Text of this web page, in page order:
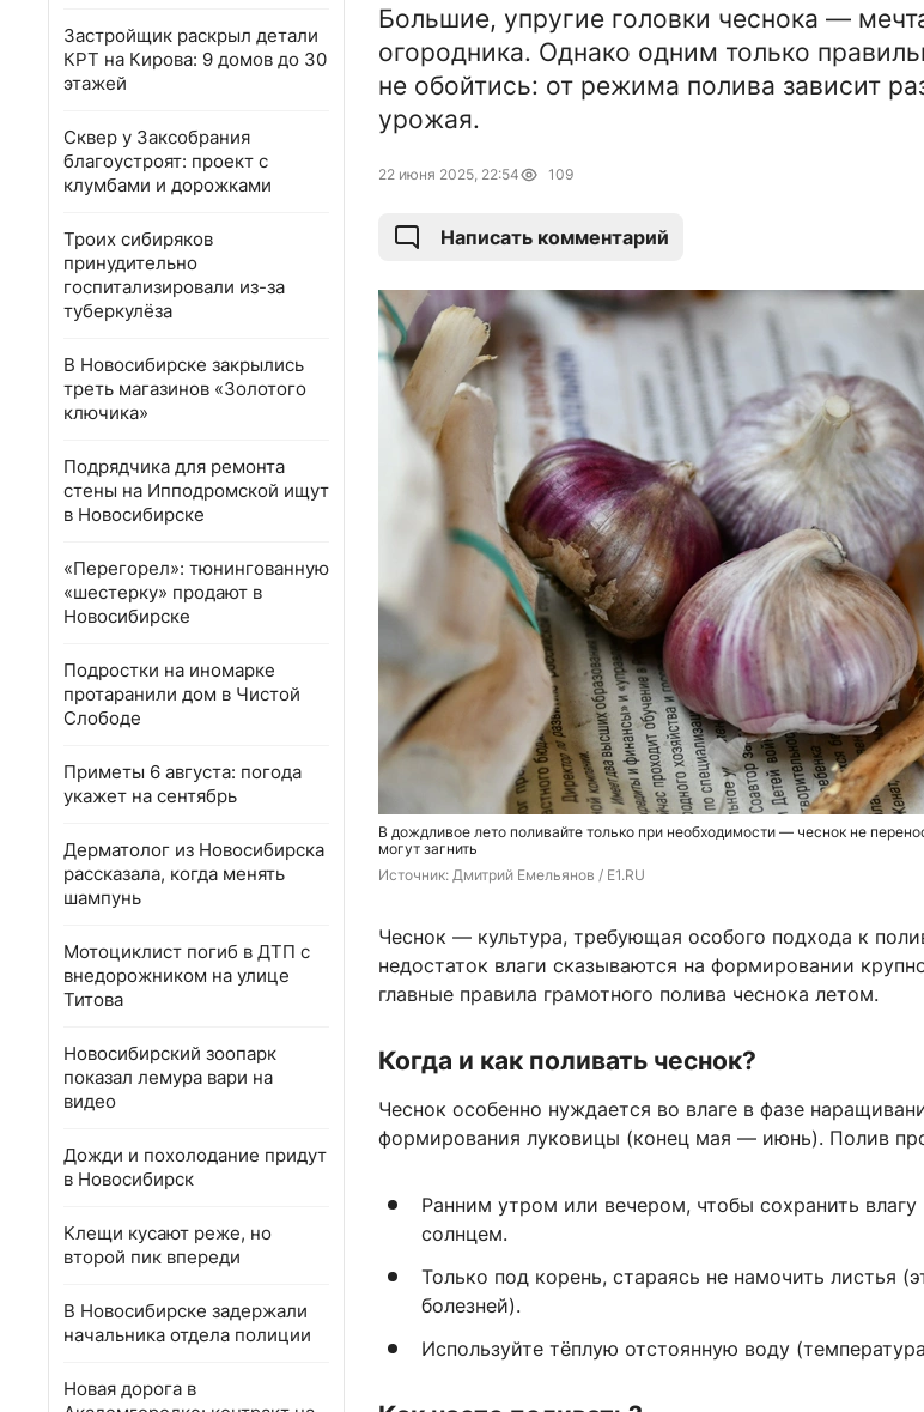
Застройщик раскрыл детали
КРТ на Кирова: 9 домов до 30
этажей
Сквер у Заксобрания
благоустроят: проект с
клумбами и дорожками
Троих сибиряков
принудительно
госпитализировали из-за
туберкулёза
В Новосибирске закрылись
треть магазинов «Золотого
ключика»
Подрядчика для ремонта
стены на Ипподромской ищут
в Новосибирске
«Перегорел»: тюнингованную
«шестерку» продают в
Новосибирске
Подростки на иномарке
протаранили дом в Чистой
Слободе
Приметы 6 августа: погода
укажет на сентябрь
Дерматолог из Новосибирска
рассказала, когда менять
шампунь
Мотоциклист погиб в ДТП с
внедорожником на улице
Титова
Новосибирский зоопарк
показал лемура вари на
видео
Дожди и похолодание придут
в Новосибирск
Клещи кусают реже, но
второй пик впереди
В Новосибирске задержали
начальника отдела полиции
Новая дорога в
Большие, упругие головки чеснока —
огородника. Однако одним только
не обойтись: от режима полива зависит
урожая.
22 июня 2025, 22:54 109
Написать комментарий
В дождливое лето поливайте только при необходимости — чеснок не
могут загнить
Источник: Дмитрий Емельянов / E1.RU
Чеснок — культура, требующая особого подхода к
недостаток влаги сказываются на формировании
главные правила грамотного полива чеснока летом.
Когда и как поливать чеснок?
Чеснок особенно нуждается во влаге в фазе
формирования луковицы (конец мая — июнь). Полив
Ранним утром или вечером, чтобы сохранить
солнцем.
Только под корень, стараясь не намочить листья
болезней).
Используйте тёплую отстоянную воду